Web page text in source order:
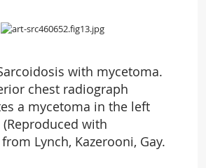
with mycetoma.
chest radiograph
a mycetoma in the left
with
Lynch, Kazerooni, Gay.